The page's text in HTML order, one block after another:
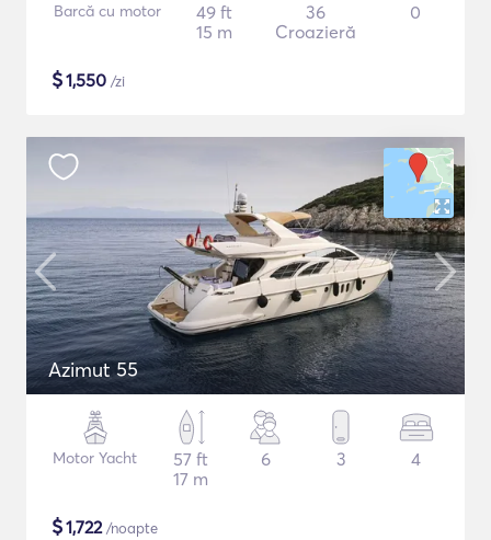
Barcă cu motor
49 ft
15 m
36
Croazieră
0
$1,550 /zi
Azimut 55
Motor Yacht
57 ft
17 m
6 3 4
$1,722/noapte